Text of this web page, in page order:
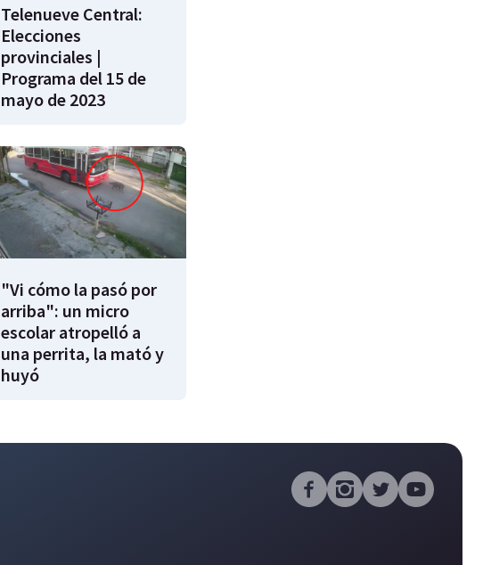
Telenueve Central:
Elecciones
provinciales |
Programa del 15 de
mayo de 2023
"Vi cómo la pasó por
arriba": un micro
escolar atropelló a
una perrita, la mató y
huyó